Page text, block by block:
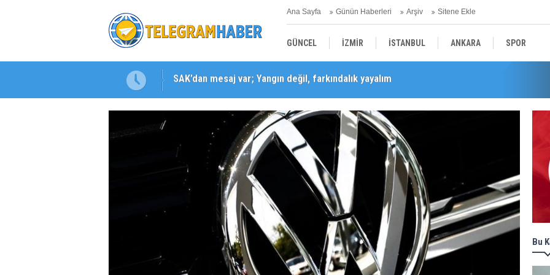
Ana Sayfa Günün Haberleri Arşiv Sitene Ekle
GÜNCEL İZMİR İSTANBUL ANKARA SPOR
YEREL SAĞLIK
SAK’dan mesaj var; Yangın değil, farkındalık yayalım
Karabağlar ‘da Gazeteci Barış Selçuk saygıyla anıldı
Bu